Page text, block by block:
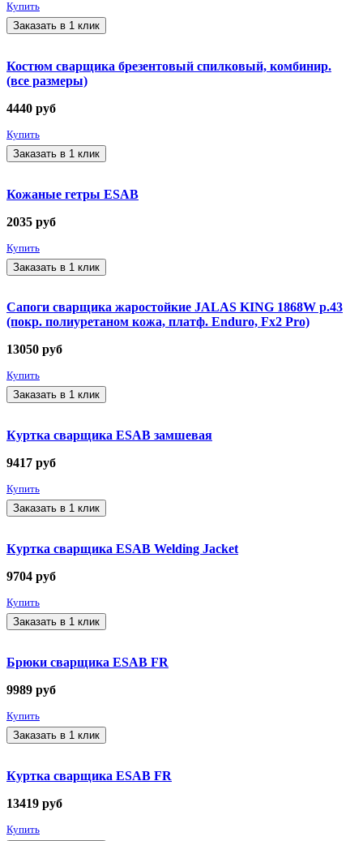
Купить
Заказать в 1 клик
Костюм сварщика брезентовый спилковый, комбинир.
(все размеры)
4440 руб
Купить
Заказать в 1 клик
Кожаные гетры ESAB
2035 руб
Купить
Заказать в 1 клик
Сапоги сварщика жаростойкие JALAS KING 1868W р.43
(покр. полиуретаном кожа, платф. Enduro, Fx2 Pro)
13050 руб
Купить
Заказать в 1 клик
Куртка сварщика ESAB замшевая
9417 руб
Купить
Заказать в 1 клик
Куртка сварщика ESAB Welding Jacket
9704 руб
Купить
Заказать в 1 клик
Брюки сварщика ESAB FR
9989 руб
Купить
Заказать в 1 клик
Куртка сварщика ESAB FR
13419 руб
Купить